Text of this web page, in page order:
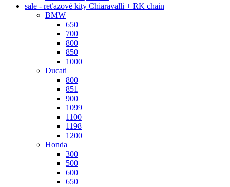
sale - reťazové kity Chiaravalli + RK chain
BMW
650
700
800
850
1000
Ducati
800
851
900
1099
1100
1198
1200
Honda
300
500
600
650